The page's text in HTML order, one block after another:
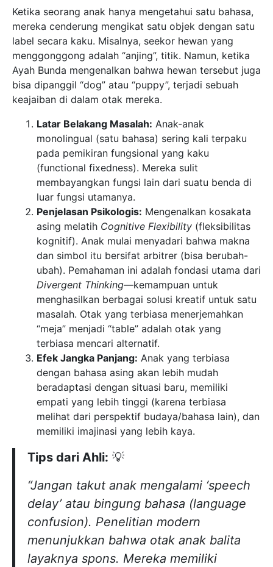
Ketika seorang anak hanya mengetahui satu bahasa,
mereka cenderung mengikat satu objek dengan satu
label secara kaku. Misalnya, seekor hewan yang
menggonggong adalah “anjing”, titik. Namun, ketika
Ayah Bunda mengenalkan bahwa hewan tersebut juga
bisa dipanggil “dog” atau “puppy”, terjadi sebuah
keajaiban di dalam otak mereka.
Latar Belakang Masalah: Anak-anak
monolingual (satu bahasa) sering kali terpaku
pada pemikiran fungsional yang kaku
(functional fixedness). Mereka sulit
membayangkan fungsi lain dari suatu benda di
luar fungsi utamanya.
Penjelasan Psikologis: Mengenalkan kosakata
asing melatih Cognitive Flexibility (fleksibilitas
kognitif). Anak mulai menyadari bahwa makna
dan simbol itu bersifat arbitrer (bisa berubah-
ubah). Pemahaman ini adalah fondasi utama dari
Divergent Thinking—kemampuan untuk
menghasilkan berbagai solusi kreatif untuk satu
masalah. Otak yang terbiasa menerjemahkan
“meja” menjadi “table” adalah otak yang
terbiasa mencari alternatif.
Efek Jangka Panjang: Anak yang terbiasa
dengan bahasa asing akan lebih mudah
beradaptasi dengan situasi baru, memiliki
empati yang lebih tinggi (karena terbiasa
melihat dari perspektif budaya/bahasa lain), dan
memiliki imajinasi yang lebih kaya.
Tips dari Ahli: 💡
“Jangan takut anak mengalami ‘speech
delay’ atau bingung bahasa (language
confusion). Penelitian modern
menunjukkan bahwa otak anak balita
layaknya spons. Mereka memiliki